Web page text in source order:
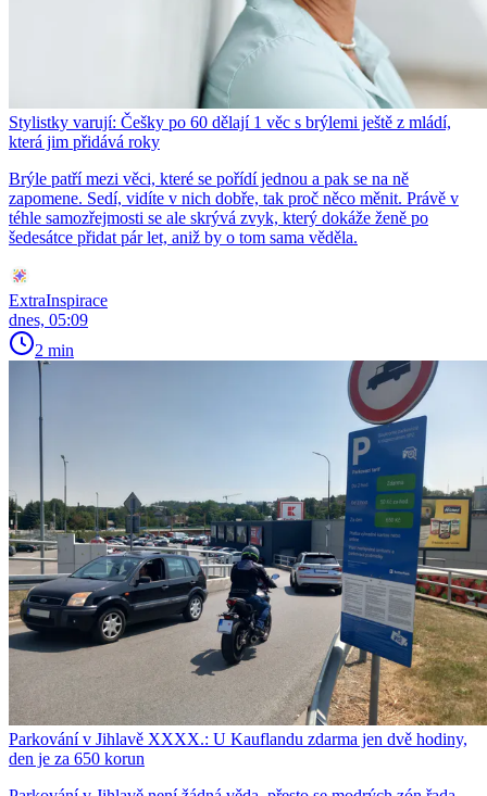
Stylistky varují: Češky po 60 dělají 1 věc s brýlemi ještě z mládí,
která jim přidává roky
Brýle patří mezi věci, které se pořídí jednou a pak se na ně
zapomene. Sedí, vidíte v nich dobře, tak proč něco měnit. Právě v
téhle samozřejmosti se ale skrývá zvyk, který dokáže ženě po
šedesátce přidat pár let, aniž by o tom sama věděla.
ExtraInspirace
dnes, 05:09
2 min
Parkování v Jihlavě XXXX.: U Kauflandu zdarma jen dvě hodiny,
den je za 650 korun